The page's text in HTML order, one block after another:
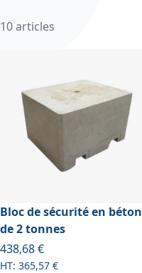
10articles
Bloc de sécurité en béton
de 2 tonnes
438,68 €
365,57 €